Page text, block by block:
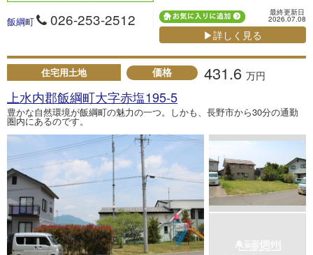
飯綱町 026-253-2512 最終更新日
2026.07.08
▶詳しく見る
住宅用土地 価格 431.6 万円
上水内郡飯綱町大字赤塩195-5
豊かな自然環境が飯綱町の魅力の一つ。しかも、長野市から30分の通勤
圏内にあるのです。